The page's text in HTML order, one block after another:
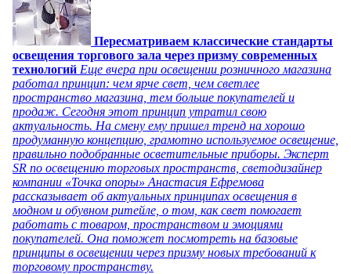
Пересматриваем классические стандарты
освещения торгового зала через призму современных
технологий Еще вчера при освещении розничного магазина
работал принцип: чем ярче свет, чем светлее
пространство магазина, тем больше покупателей и
продаж. Сегодня этот принцип утратил свою
актуальность. На смену ему пришел тренд на хорошо
продуманную концепцию, грамотно используемое освещение,
правильно подобранные осветительные приборы. Эксперт
SR по освещению торговых пространств, светодизайнер
компании «Точка опоры» Анастасия Ефремова
рассказывает об актуальных принципах освещения в
модном и обувном ритейле, о том, как свет помогает
работать с товаром, пространством и эмоциями
покупателей. Она поможет посмотреть на базовые
принципы в освещении через призму новых требований к
торговому пространству.